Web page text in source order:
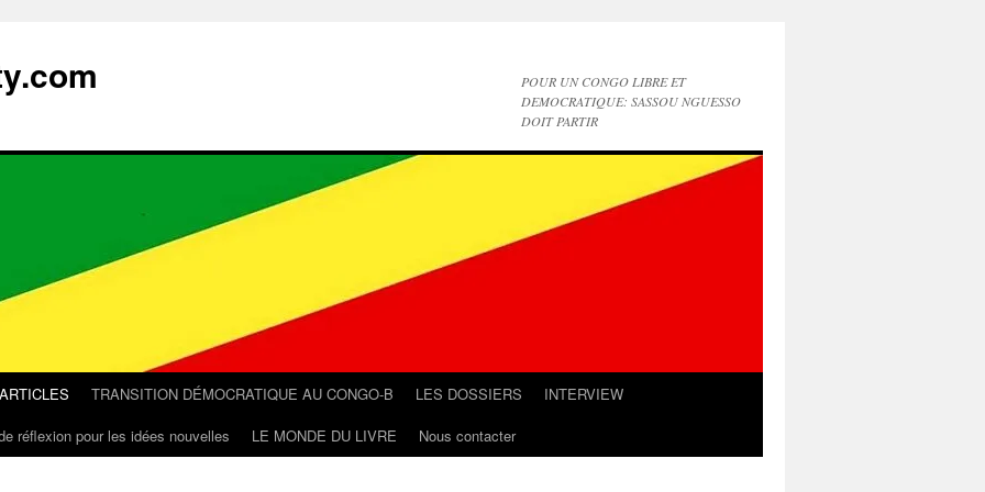
POUR UN CONGO LIBRE ET
DEMOCRATIQUE: SASSOU NGUESSO
DOIT PARTIR
TRANSITION DÉMOCRATIQUE AU CONGO-B LES DOSSIERS
INTERVIEW
réflexion pour les idées nouvelles LE MONDE DU LIVRE Nous contacter